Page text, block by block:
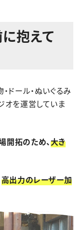
抱えて
・ドール・ぬいぐるみ
オを運営していま
開拓のため、大き
高出力のレーザー加